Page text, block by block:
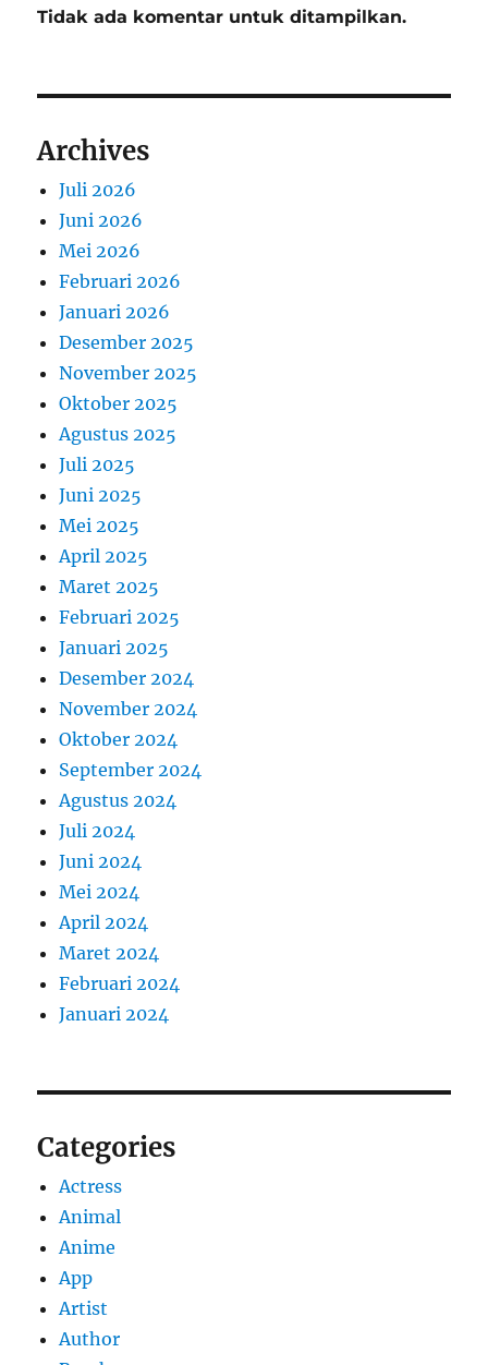
Tidak ada komentar untuk ditampilkan.
Archives
Juli 2026
Juni 2026
Mei 2026
Februari 2026
Januari 2026
Desember 2025
November 2025
Oktober 2025
Agustus 2025
Juli 2025
Juni 2025
Mei 2025
April 2025
Maret 2025
Februari 2025
Januari 2025
Desember 2024
November 2024
Oktober 2024
September 2024
Agustus 2024
Juli 2024
Juni 2024
Mei 2024
April 2024
Maret 2024
Februari 2024
Januari 2024
Categories
Actress
Animal
Anime
App
Artist
Author